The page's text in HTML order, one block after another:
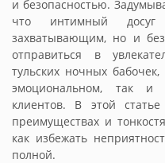
и безопасностью.
что интимный
захватывающим, но и
отправиться в
тульских ночных
эмоциональном, так и
клиентов. В этой
преимуществах и
как избежать
полной.